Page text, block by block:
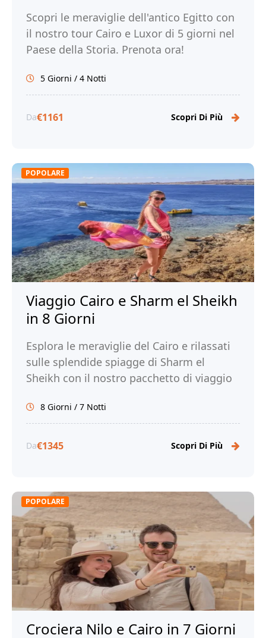
Scopri le meraviglie dell'antico Egitto con
il nostro tour Cairo e Luxor di 5 giorni nel
Paese della Storia. Prenota ora!
5 Giorni / 4 Notti
Da€1161 Scopri Di Più
POPOLARE
Viaggio Cairo e Sharm el Sheikh
in 8 Giorni
Esplora le meraviglie del Cairo e rilassati
sulle splendide spiagge di Sharm el
Sheikh con il nostro pacchetto di viaggio
8 Giorni / 7 Notti
Da€1345 Scopri Di Più
POPOLARE
Crociera Nilo e Cairo in 7 Giorni